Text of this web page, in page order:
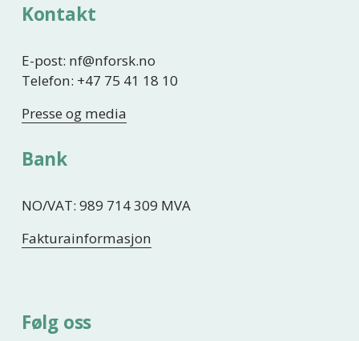
Kontakt
E-post: nf@nforsk.no
Telefon: +47 75 41 18 10
Presse og media
Bank
NO/VAT: 989 714 309 MVA
Fakturainformasjon
Følg oss